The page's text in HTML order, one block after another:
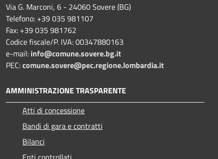
Via G. Marconi, 6 - 24060 Sovere (BG)
Telefono: +39 035 981107
Fax: +39 035 981762
Codice fiscale/P. IVA: 00347880163
e-mail: info@comune.sovere.bg.it
PEC:comune.sovere@pec.regione.lombardia.it
AMMINISTRAZIONE TRASPARENTE
Atti di concessione
Bandi di gara e contratti
Bilanci